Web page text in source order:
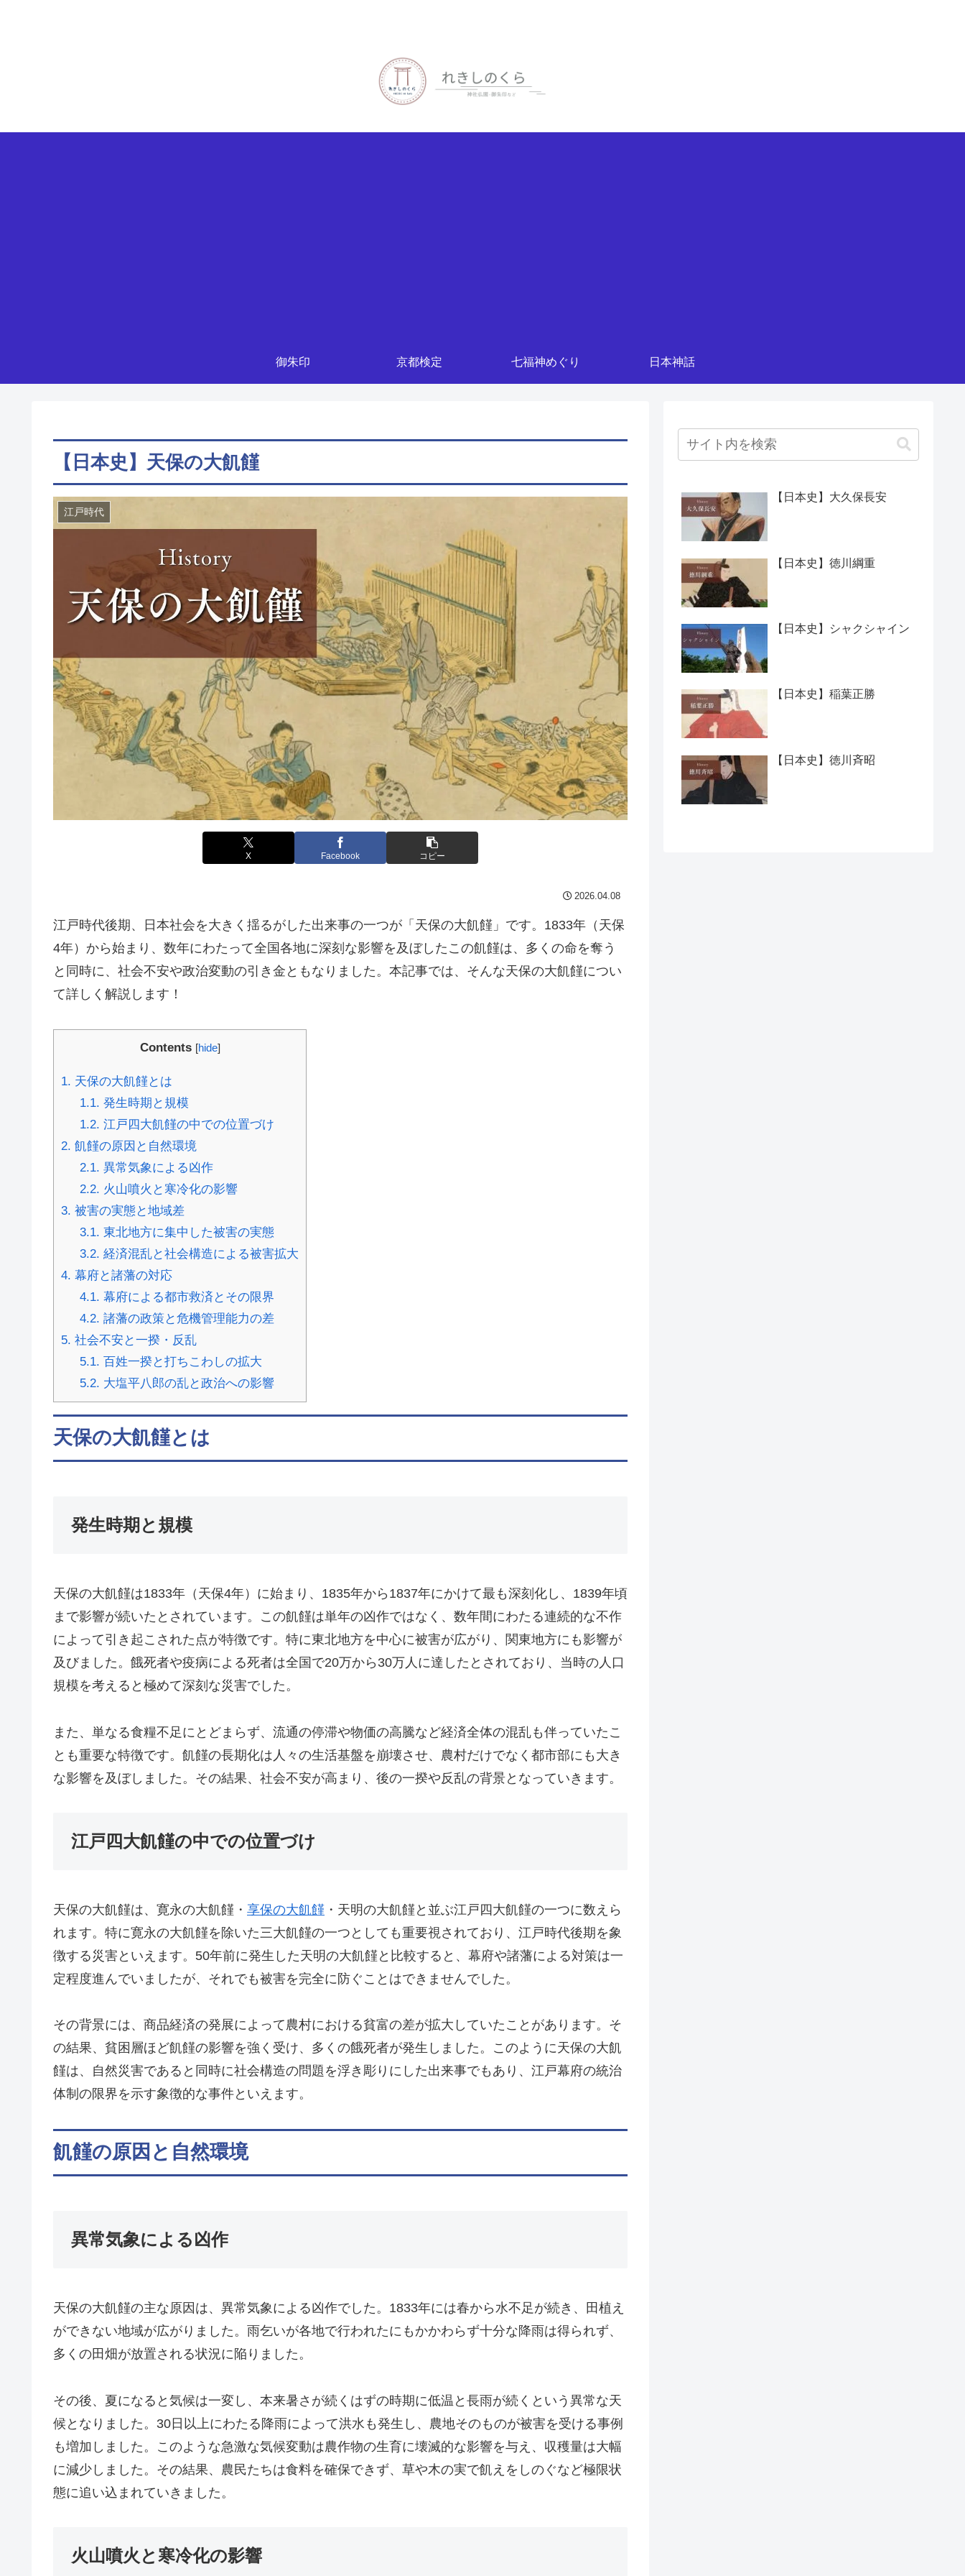
御朱印 京都検定 七福神めぐり 日本神話
【日本史】天保の大飢饉
江戸時代
X Facebook コピー
2026.04.08
江戸時代後期、日本社会を大きく揺るがした出来事の一つが「天保の大飢饉」です。1833年（天保
4年）から始まり、数年にわたって全国各地に深刻な影響を及ぼしたこの飢饉は、多くの命を奪う
と同時に、社会不安や政治変動の引き金ともなりました。本記事では、そんな天保の大飢饉につい
て詳しく解説します！
Contents [hide]
1. 天保の大飢饉とは
1.1. 発生時期と規模
1.2. 江戸四大飢饉の中での位置づけ
2. 飢饉の原因と自然環境
2.1. 異常気象による凶作
2.2. 火山噴火と寒冷化の影響
3. 被害の実態と地域差
3.1. 東北地方に集中した被害の実態
3.2. 経済混乱と社会構造による被害拡大
4. 幕府と諸藩の対応
4.1. 幕府による都市救済とその限界
4.2. 諸藩の政策と危機管理能力の差
5. 社会不安と一揆・反乱
5.1. 百姓一揆と打ちこわしの拡大
5.2. 大塩平八郎の乱と政治への影響
天保の大飢饉とは
発生時期と規模
天保の大飢饉は1833年（天保4年）に始まり、1835年から1837年にかけて最も深刻化し、1839年頃
まで影響が続いたとされています。この飢饉は単年の凶作ではなく、数年間にわたる連続的な不作
によって引き起こされた点が特徴です。特に東北地方を中心に被害が広がり、関東地方にも影響が
及びました。餓死者や疫病による死者は全国で20万から30万人に達したとされており、当時の人口
規模を考えると極めて深刻な災害でした。
また、単なる食糧不足にとどまらず、流通の停滞や物価の高騰など経済全体の混乱も伴っていたこ
とも重要な特徴です。飢饉の長期化は人々の生活基盤を崩壊させ、農村だけでなく都市部にも大き
な影響を及ぼしました。その結果、社会不安が高まり、後の一揆や反乱の背景となっていきます。
江戸四大飢饉の中での位置づけ
天保の大飢饉は、寛永の大飢饉・ 享保の大飢饉 ・天明の大飢饉と並ぶ江戸四大飢饉の一つに数えら
れます。特に寛永の大飢饉を除いた三大飢饉の一つとしても重要視されており、江戸時代後期を象
徴する災害といえます。50年前に発生した天明の大飢饉と比較すると、幕府や諸藩による対策は一
定程度進んでいましたが、それでも被害を完全に防ぐことはできませんでした。
その背景には、商品経済の発展によって農村における貧富の差が拡大していたことがあります。そ
の結果、貧困層ほど飢饉の影響を強く受け、多くの餓死者が発生しました。このように天保の大飢
饉は、自然災害であると同時に社会構造の問題を浮き彫りにした出来事でもあり、江戸幕府の統治
体制の限界を示す象徴的な事件といえます。
飢饉の原因と自然環境
異常気象による凶作
天保の大飢饉の主な原因は、異常気象による凶作でした。1833年には春から水不足が続き、田植え
ができない地域が広がりました。雨乞いが各地で行われたにもかかわらず十分な降雨は得られず、
多くの田畑が放置される状況に陥りました。
その後、夏になると気候は一変し、本来暑さが続くはずの時期に低温と長雨が続くという異常な天
候となりました。30日以上にわたる降雨によって洪水も発生し、農地そのものが被害を受ける事例
も増加しました。このような急激な気候変動は農作物の生育に壊滅的な影響を与え、収穫量は大幅
に減少しました。その結果、農民たちは食料を確保できず、草や木の実で飢えをしのぐなど極限状
態に追い込まれていきました。
火山噴火と寒冷化の影響
【日本史】大久保長安
【日本史】徳川綱重
【日本史】シャクシャイン
【日本史】稲葉正勝
【日本史】徳川斉昭